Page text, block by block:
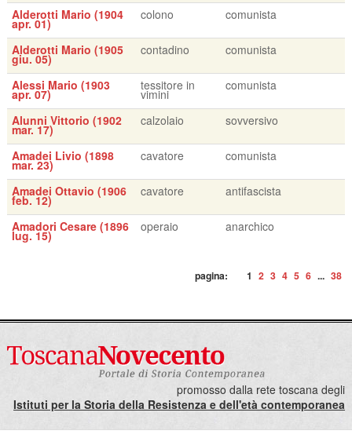
Alderotti Mario (1904
apr. 01)
colono comunista
Alderotti Mario (1905
giu. 05)
contadino comunista
Alessi Mario (1903
apr. 07)
tessitore in
vimini
comunista
Alunni Vittorio (1902
mar. 17)
calzolaio sovversivo
Amadei Livio (1898
mar. 23)
cavatore comunista
Amadei Ottavio (1906
feb. 12)
cavatore antifascista
Amadori Cesare (1896
lug. 15)
operaio anarchico
pagina: 1 2 3 4 5 6 ... 38
promosso dalla rete toscana degli
Istituti per la Storia della Resistenza e dell'età contemporanea